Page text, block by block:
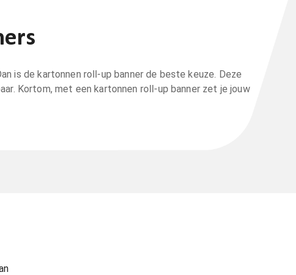
is de kartonnen roll-up banner de beste keuze. Deze
Kortom, met een kartonnen roll-up banner zet je jouw